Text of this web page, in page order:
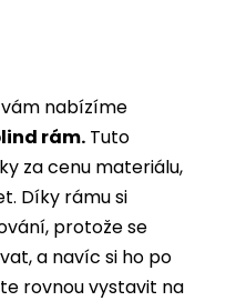
nabízíme
rám. Tuto
za cenu materiálu,
Díky rámu si
protože se
a navíc si ho po
rovnou vystavit na